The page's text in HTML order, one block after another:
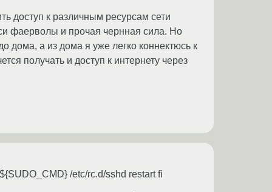
доступ к различным ресурсам сети
фаерволы и прочая чернная сила. Но
дома, а из дома я уже легко коннектюсь к
получать и доступ к интернету через
/etc/rc.d/sshd restart fi